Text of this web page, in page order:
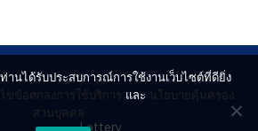
านได้รับประสบการณ์การใช้งานเว็บไซต์ที่ดียิ่ง
ไขข้อตกลงการใช้บริการ และ นโยบายคุ้มครอง
ส่วนบุคคล